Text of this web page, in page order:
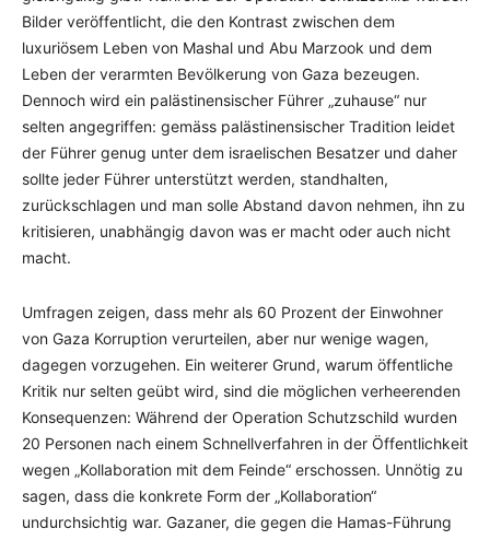
Bilder veröffentlicht, die den Kontrast zwischen dem
luxuriösem Leben von Mashal und Abu Marzook und dem
Leben der verarmten Bevölkerung von Gaza bezeugen.
Dennoch wird ein palästinensischer Führer „zuhause“ nur
selten angegriffen: gemäss palästinensischer Tradition leidet
der Führer genug unter dem israelischen Besatzer und daher
sollte jeder Führer unterstützt werden, standhalten,
zurückschlagen und man solle Abstand davon nehmen, ihn zu
kritisieren, unabhängig davon was er macht oder auch nicht
macht.
Umfragen zeigen, dass mehr als 60 Prozent der Einwohner
von Gaza Korruption verurteilen, aber nur wenige wagen,
dagegen vorzugehen. Ein weiterer Grund, warum öffentliche
Kritik nur selten geübt wird, sind die möglichen verheerenden
Konsequenzen: Während der Operation Schutzschild wurden
20 Personen nach einem Schnellverfahren in der Öffentlichkeit
wegen „Kollaboration mit dem Feinde“ erschossen. Unnötig zu
sagen, dass die konkrete Form der „Kollaboration“
undurchsichtig war. Gazaner, die gegen die Hamas-Führung